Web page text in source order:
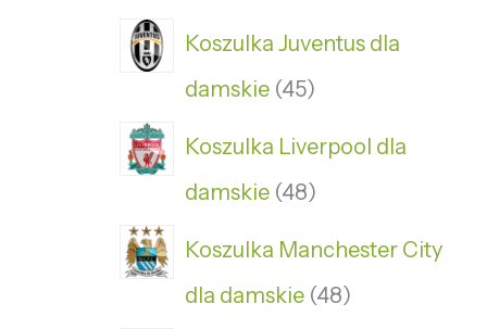
Koszulka Juventus dla
damskie 45
Koszulka Liverpool dla
damskie 48
Koszulka Manchester City
dla damskie 48